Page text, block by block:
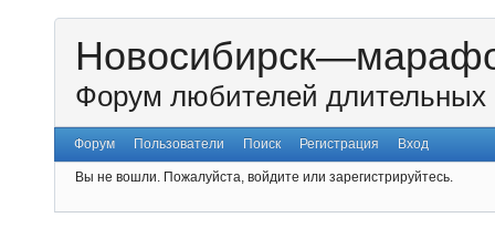
Форум любителей длительных
Форум Пользователи Поиск Регистрация Вход
Вы не вошли. Пожалуйста, войдите или зарегистрируйтесь.